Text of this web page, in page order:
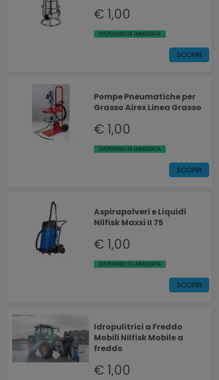
€ 1,00
DISPONIBILITÀ IMMEDIATA
SCOPRI
Pompe Pneumatiche per
Grasso Airex Linea Grasso
€ 1,00
DISPONIBILITÀ IMMEDIATA
SCOPRI
Aspirapolveri e Liquidi
Nilfisk Maxxi II 75
€ 1,00
DISPONIBILITÀ IMMEDIATA
SCOPRI
Idropulitrici a Freddo
Mobili Nilfisk Mobile a
freddo
€ 1,00